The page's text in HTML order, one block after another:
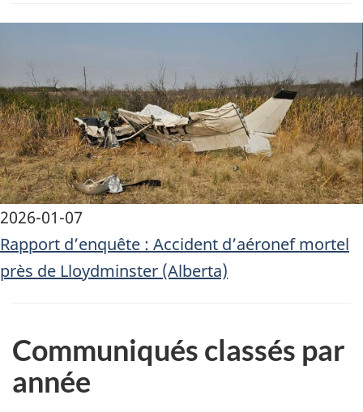
2026-01-07
Rapport d’enquête : Accident d’aéronef mortel
près de Lloydminster (Alberta)
Communiqués classés par
année